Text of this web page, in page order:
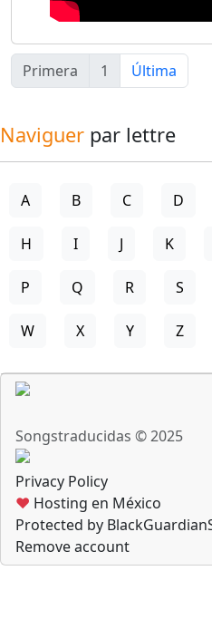
Primera 1 Última
Naviguer par lettre
A B C D
H I J K
P Q R S
W X Y Z
Songstraducidas © 2025
Privacy Policy
♥ Hosting en México
Protected by
Remove account